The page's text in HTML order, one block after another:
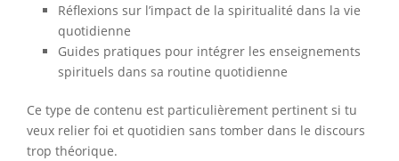
Réflexions sur l’impact de la spiritualité dans la vie
quotidienne
Guides pratiques pour intégrer les enseignements
spirituels dans sa routine quotidienne
Ce type de contenu est particulièrement pertinent si tu
veux relier foi et quotidien sans tomber dans le discours
trop théorique.